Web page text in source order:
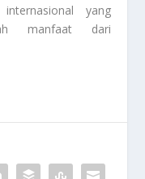
yang
manfaat dari